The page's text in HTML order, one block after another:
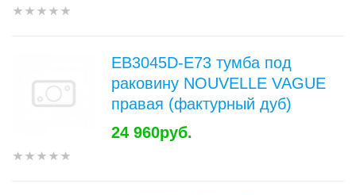
EB3045D-E73 тумба под
раковину NOUVELLE VAGUE
правая (фактурный дуб)
24 960руб.